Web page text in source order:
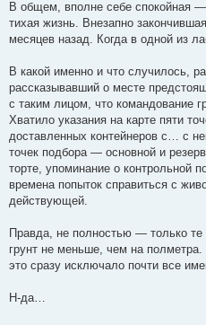
В общем, вполне себе спокойная
тихая жизнь. Внезапно
месяцев назад. Когда в одной из
В какой именно и что случилось,
рассказывавший о месте
с таким лицом, что командование
Хватило указания на карте пяти
доставленных контейнеров с… с
точек подбора — основной и
торте, упоминание о контрольной
времена попыток справиться с
действующей.
Правда, не полностью — только те
грунт не меньше, чем на
это сразу исключало почти все
Н-да…